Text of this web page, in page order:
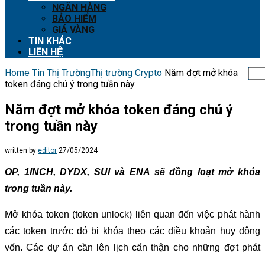
NGÂN HÀNG
BẢO HIỂM
GIÁ VÀNG
TIN KHÁC
LIÊN HỆ
Home Tin Thị TrườngThị trường Crypto Năm đợt mở khóa
token đáng chú ý trong tuần này
Năm đợt mở khóa token đáng chú ý
trong tuần này
written by editor 27/05/2024
OP, 1INCH, DYDX, SUI và ENA sẽ đồng loạt mở khóa
trong tuần này.
Mở khóa token (token unlock) liên quan đến việc phát hành
các token trước đó bị khóa theo các điều khoản huy động
vốn. Các dự án cần lên lịch cẩn thận cho những đợt phát